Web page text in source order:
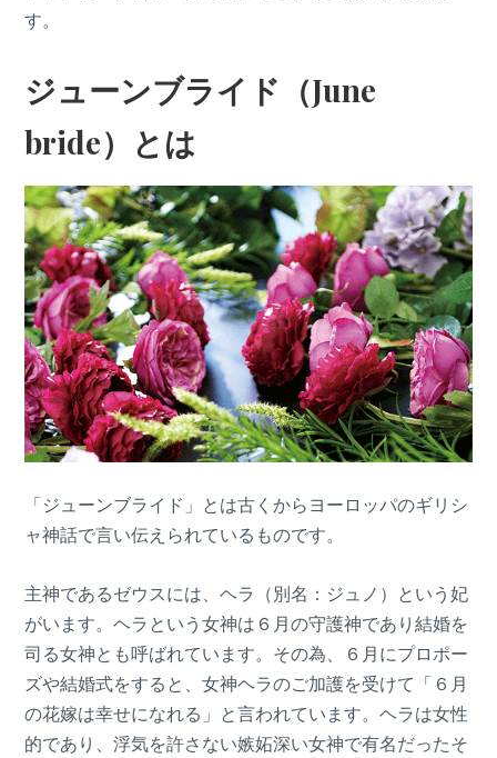
す。
ジューンブライド（June
bride）とは
「ジューンブライド」とは古くからヨーロッパのギリシ
ャ神話で言い伝えられているものです。
主神であるゼウスには、ヘラ（別名：ジュノ）という妃
がいます。ヘラという女神は６月の守護神であり結婚を
司る女神とも呼ばれています。その為、６月にプロポー
ズや結婚式をすると、女神ヘラのご加護を受けて「６月
の花嫁は幸せになれる」と言われています。ヘラは女性
的であり、浮気を許さない嫉妬深い女神で有名だったそ